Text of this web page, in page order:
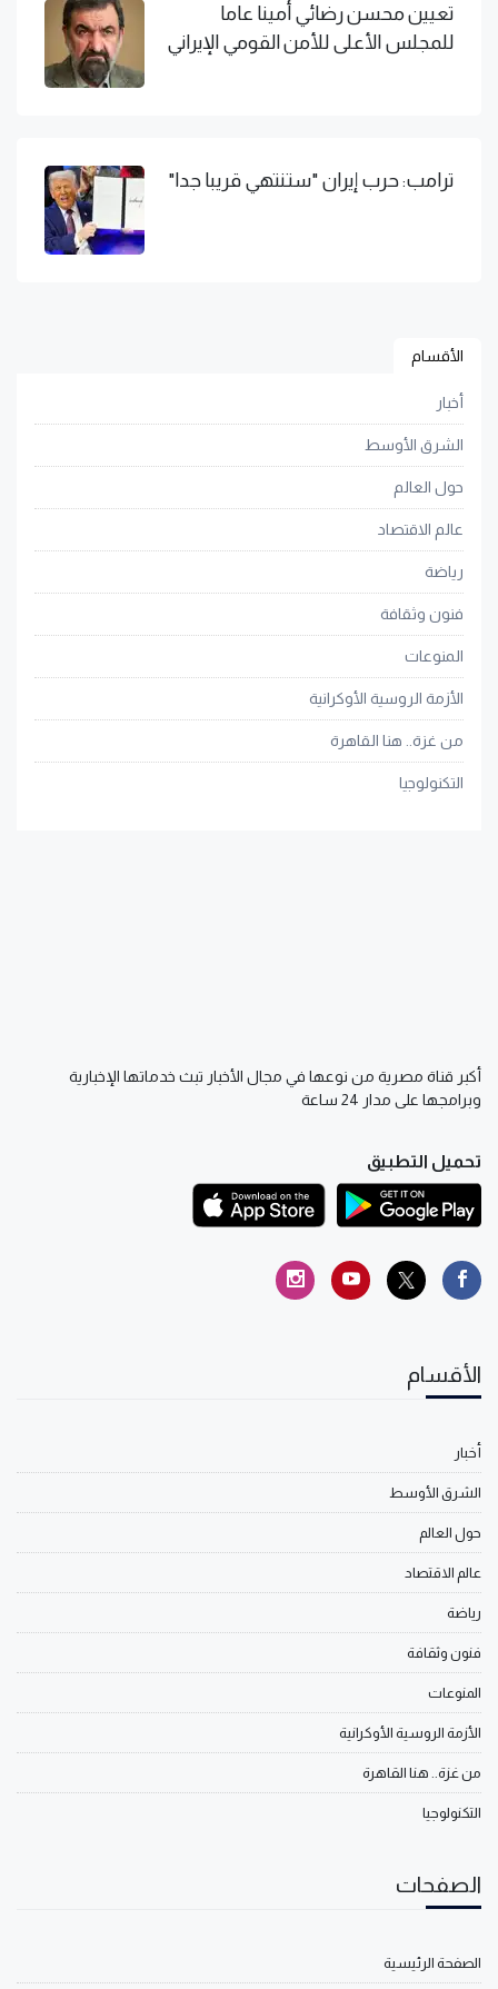
تعيين محسن رضائي أمينا عاما
للمجلس الأعلى للأمن القومي الإيراني
ترامب: حرب إيران "ستنتهي قريبا جدا"
الأقسام
أخبار
الشرق الأوسط
حول العالم
عالم الاقتصاد
رياضة
فنون وثقافة
المنوعات
الأزمة الروسية الأوكرانية
من غزة.. هنا القاهرة
التكنولوجيا
أكبر قناة مصرية من نوعها في مجال الأخبار تبث خدماتها الإخبارية
وبرامجها على مدار 24 ساعة
تحميل التطبيق
الأقسام
أخبار
الشرق الأوسط
حول العالم
عالم الاقتصاد
رياضة
فنون وثقافة
المنوعات
الأزمة الروسية الأوكرانية
من غزة.. هنا القاهرة
التكنولوجيا
الصفحات
الصفحة الرئيسية